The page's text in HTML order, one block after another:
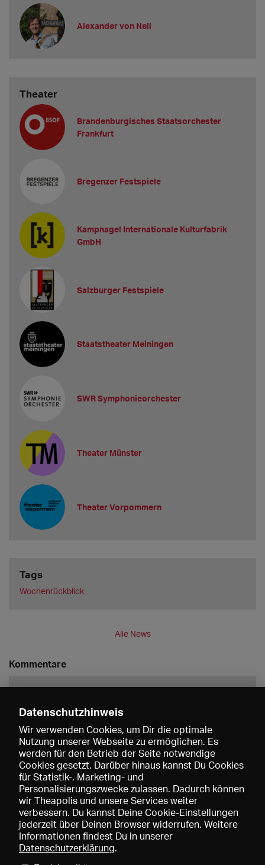
Alexander von Nell
Theater
Brandenburgisches Staatsorchester
Frankfurt
Bregenzer Festspiele
Kampnagel Internationale Kulturfabrik
GmbH
Salzburger Festspiele
Staatstheater Meiningen
SWR Symphonieorchester
Theater Münster
Theater Vorpommern
Tags
Wochenrückblick
Alle News
Kommentare
Speichern
Datenschutzhinweis
Wir verwenden Cookies, um Dir die optimale
Nutzung unserer Webseite zu ermöglichen. Es
werden für den Betrieb der Seite notwendige
Cookies gesetzt. Darüber hinaus kannst Du Cookies
für Statistik-, Marketing- und
Personalisierungszwecke zulassen. Dadurch können
wir Theapolis und unsere Services weiter
verbessern. Du kannst Deine Cookie-Einstellungen
jederzeit über Deinen Browser widerrufen. Weitere
Informationen findest Du in unserer
Datenschutzerklärung.